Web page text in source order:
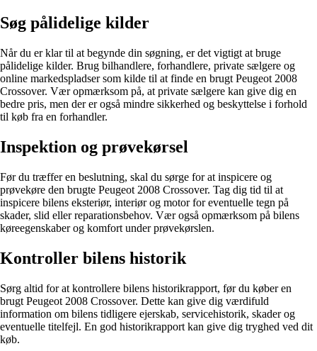
Søg pålidelige kilder
Når du er klar til at begynde din søgning, er det vigtigt at bruge
pålidelige kilder. Brug bilhandlere, forhandlere, private sælgere og
online markedspladser som kilde til at finde en brugt Peugeot 2008
Crossover. Vær opmærksom på, at private sælgere kan give dig en
bedre pris, men der er også mindre sikkerhed og beskyttelse i forhold
til køb fra en forhandler.
Inspektion og prøvekørsel
Før du træffer en beslutning, skal du sørge for at inspicere og
prøvekøre den brugte Peugeot 2008 Crossover. Tag dig tid til at
inspicere bilens eksteriør, interiør og motor for eventuelle tegn på
skader, slid eller reparationsbehov. Vær også opmærksom på bilens
køreegenskaber og komfort under prøvekørslen.
Kontroller bilens historik
Sørg altid for at kontrollere bilens historikrapport, før du køber en
brugt Peugeot 2008 Crossover. Dette kan give dig værdifuld
information om bilens tidligere ejerskab, servicehistorik, skader og
eventuelle titelfejl. En god historikrapport kan give dig tryghed ved dit
køb.